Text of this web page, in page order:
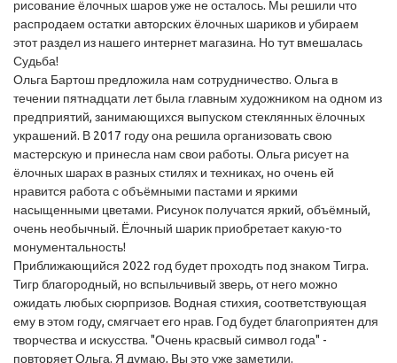
рисование ёлочных шаров уже не осталось. Мы решили что
распродаем остатки авторских ёлочных шариков и убираем
этот раздел из нашего интернет магазина. Но тут вмешалась
Судьба!
Ольга Бартош предложила нам сотрудничество. Ольга в
течении пятнадцати лет была главным художником на одном из
предприятий, занимающихся выпуском стеклянных ёлочных
украшений. В 2017 году она решила организовать свою
мастерскую и принесла нам свои работы. Ольга рисует на
ёлочных шарах в разных стилях и техниках, но очень ей
нравится работа с объёмными пастами и яркими
насыщенными цветами. Рисунок получатся яркий, объёмный,
очень необычный. Ёлочный шарик приобретает какую-то
монументальность!
Приближающийся 2022 год будет проходть под знаком Тигра.
Тигр благородный, но вспыльчивый зверь, от него можно
ожидать любых сюрпризов. Водная стихия, соответствующая
ему в этом году, смягчает его нрав. Год будет благоприятен для
творчества и искусства. "Очень красвый символ года" -
повторяет Ольга. Я думаю, Вы это уже заметили.